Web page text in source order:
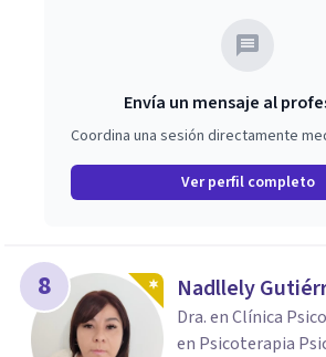
Envía un mensaje al
Coordina una sesión directamente
Ver perfil completo
8 Nadllely
Dra. en Clínica
en Psicoterapia